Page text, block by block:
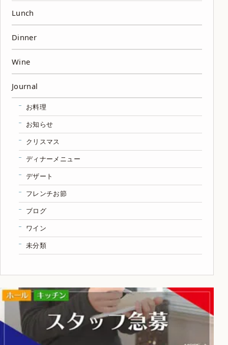
Lunch
Dinner
Wine
Journal
お料理
お知らせ
クリスマス
ディナーメニュー
デザート
フレンチお節
ブログ
ワイン
未分類